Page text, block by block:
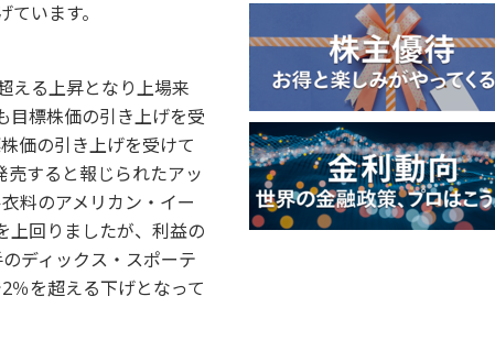
います。
える上昇となり上場来
目標株価の引き上げを受
価の引き上げを受けて
すると報じられたアッ
料のアメリカン・イー
上回りましたが、利益の
ディックス・スポーテ
％を超える下げとなって